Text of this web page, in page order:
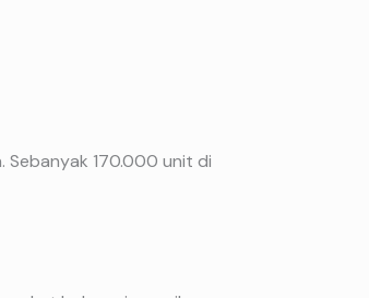
Sebanyak 170.000 unit di